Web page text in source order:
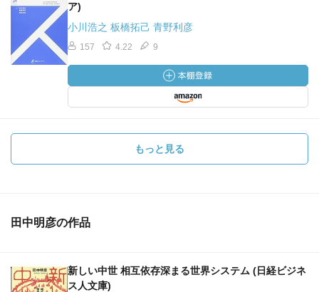
ア)
小川浩之 板橋拓己 青野利彦
157 4.22 9
もっと見る
田中明彦の作品
新しい中世 相互依存深まる世界システム (日経ビジネ
ス人文庫)